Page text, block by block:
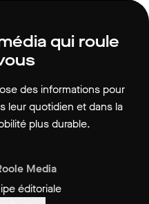
qui roule
des informations pour
leur quotidien et dans la
plus durable.
Media
éditoriale